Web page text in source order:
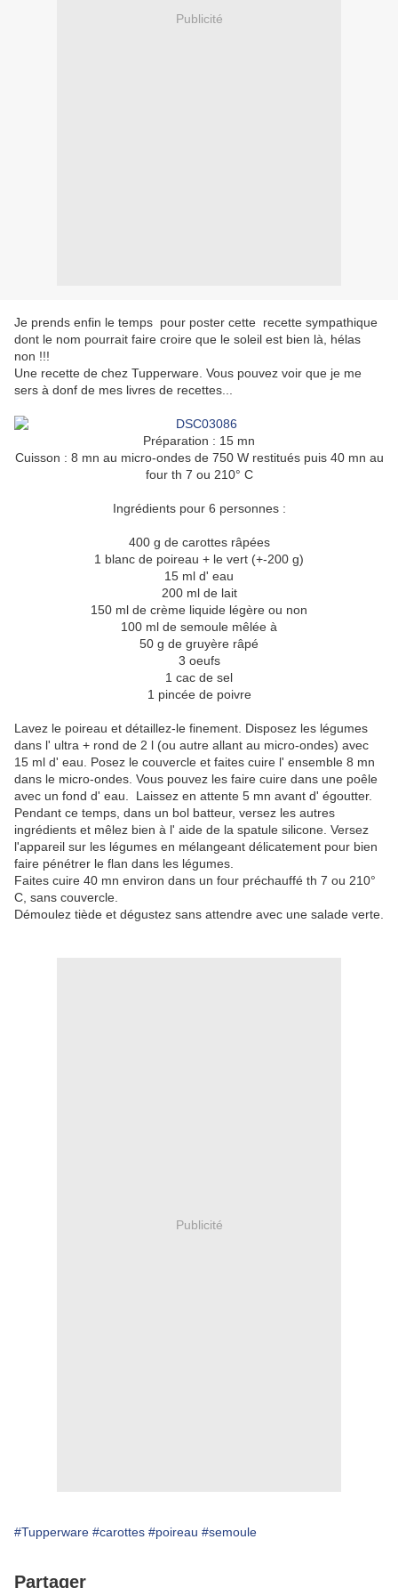
Publicité
Je prends enfin le temps pour poster cette recette sympathique
dont le nom pourrait faire croire que le soleil est bien là, hélas
non !!!
Une recette de chez Tupperware. Vous pouvez voir que je me
sers à donf de mes livres de recettes...
Préparation : 15 mn
Cuisson : 8 mn au micro-ondes de 750 W restitués puis 40 mn au
four th 7 ou 210° C
Ingrédients pour 6 personnes :
400 g de carottes râpées
1 blanc de poireau + le vert (+-200 g)
15 ml d' eau
200 ml de lait
150 ml de crème liquide légère ou non
100 ml de semoule mêlée à
50 g de gruyère râpé
3 oeufs
1 cac de sel
1 pincée de poivre
Lavez le poireau et détaillez-le finement. Disposez les légumes
dans l' ultra + rond de 2 l (ou autre allant au micro-ondes) avec
15 ml d' eau. Posez le couvercle et faites cuire l' ensemble 8 mn
dans le micro-ondes. Vous pouvez les faire cuire dans une poêle
avec un fond d' eau. Laissez en attente 5 mn avant d' égoutter.
Pendant ce temps, dans un bol batteur, versez les autres
ingrédients et mêlez bien à l' aide de la spatule silicone. Versez
l'appareil sur les légumes en mélangeant délicatement pour bien
faire pénétrer le flan dans les légumes.
Faites cuire 40 mn environ dans un four préchauffé th 7 ou 210°
C, sans couvercle.
Démoulez tiède et dégustez sans attendre avec une salade verte.
Publicité
#Tupperware #carottes #poireau #semoule
Partager